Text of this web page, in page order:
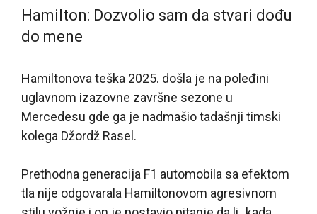
Hamilton: Dozvolio sam da stvari dođu
do mene
Hamiltonova teška 2025. došla je na poleđini
uglavnom izazovne završne sezone u
Mercedesu gde ga je nadmašio tadašnji timski
kolega Džordž Rasel.
Prethodna generacija F1 automobila sa efektom
tla nije odgovarala Hamiltonovom agresivnom